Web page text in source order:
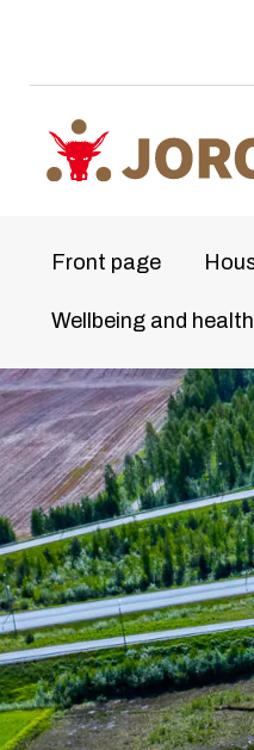
content
Front page
Wellbeing and health
täällä: